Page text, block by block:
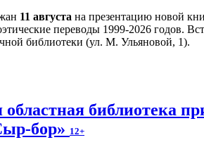
11 августа на презентацию новой
переводы 1999-2026 годов.
библиотеки (ул. М. Ульяновой, 1).
областная библиотека
бор» 12+